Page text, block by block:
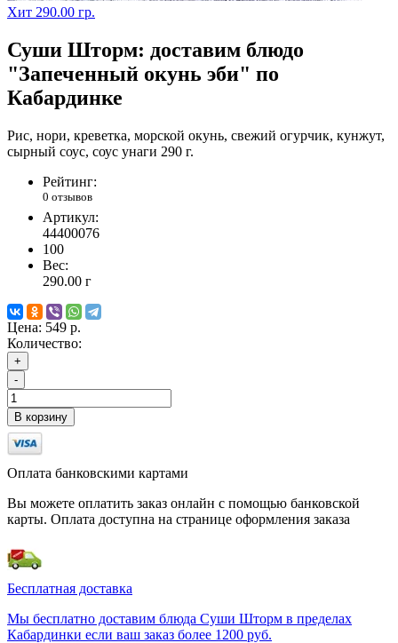
Хит 290.00 гр.
Суши Шторм: доставим блюдо
"Запеченный окунь эби" по
Кабардинке
Рис, нори, креветка, морской окунь, свежий огурчик, кунжут,
сырный соус, соус унаги 290 г.
Рейтинг:
0 отзывов
Артикул:
44400076
100
Вес:
290.00 г
Цена: 549 р.
Количество:
+
-
В корзину
Оплата банковскими картами
Вы можете оплатить заказ онлайн с помощью банковской
карты. Оплата доступна на странице оформления заказа
Бесплатная доставка
Мы бесплатно доставим блюда Суши Шторм в пределах
Кабардинки если ваш заказ более 1200 руб.